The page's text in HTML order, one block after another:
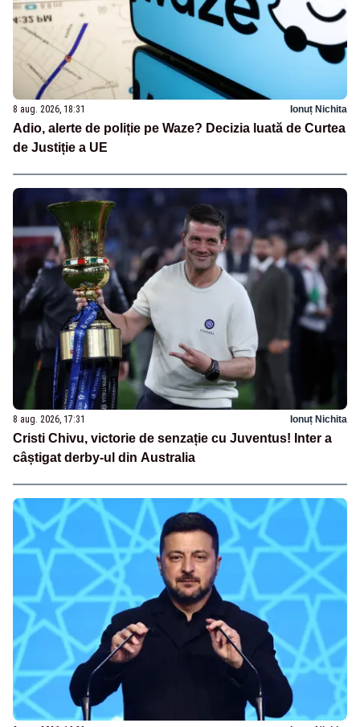
8 aug. 2026, 18:31 Ionuț Nichita
Adio, alerte de poliție pe Waze? Decizia luată de Curtea
de Justiție a UE
8 aug. 2026, 17:31 Ionuț Nichita
Cristi Chivu, victorie de senzație cu Juventus! Inter a
câștigat derby-ul din Australia